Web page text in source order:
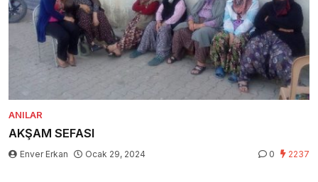
ANILAR
AKŞAM SEFASI
Enver Erkan Ocak 29, 2024 0 2237